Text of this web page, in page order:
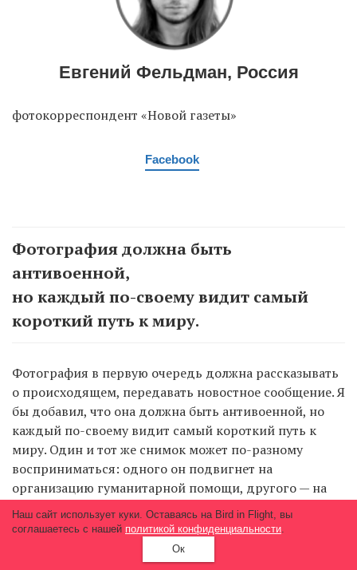
Евгений Фельдман, Россия
фотокорреспондент «Новой газеты»
Facebook
Фотография должна быть
антивоенной,
но каждый по-своему видит самый
короткий путь к миру.
Фотография в первую очередь должна рассказывать
о происходящем, передавать новостное сообщение. Я
бы добавил, что она должна быть антивоенной, но
каждый по-своему видит самый короткий путь к
миру. Один и тот же снимок может по-разному
восприниматься: одного он подвигнет на
организацию гуманитарной помощи, другого — на
сбор средств для добровольцев.
Я никогда не отказывался от кадра из-за его
Наш сайт использует куки. Оставаясь на Bird in Flight, вы
соглашаетесь с нашей политикой конфиденциальности.
Ок